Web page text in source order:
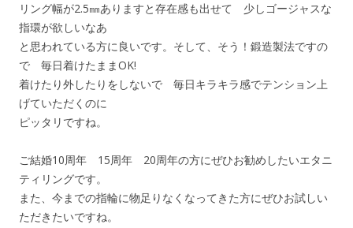
リング幅が2.5㎜ありますと存在感も出せて 少しゴージャスな
指環が欲しいなあ
と思われている方に良いです。そして、そう！鍛造製法ですの
で 毎日着けたままOK!
着けたり外したりをしないで 毎日キラキラ感でテンション上
げていただくのに
ピッタリですね。
ご結婚10周年 15周年 20周年の方にぜひお勧めしたいエタニ
ティリングです。
また、今までの指輪に物足りなくなってきた方にぜひお試しい
ただきたいですね。